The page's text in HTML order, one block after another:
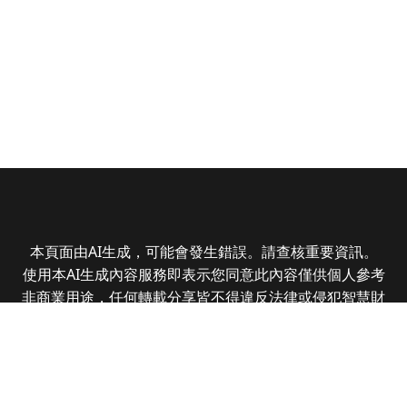
本頁面由AI生成，可能會發生錯誤。請查核重要資訊。
使用本AI生成內容服務即表示您同意此內容僅供個人參考
非商業用途，任何轉載分享皆不得違反法律或侵犯智慧財